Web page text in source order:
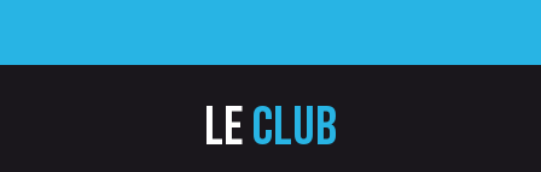
Le club